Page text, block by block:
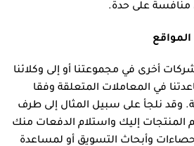
على حدة.
المواقع
أخرى في مجموعتنا أو إلى وكلائنا
في المعاملات المتعلقة وفقا
وقد نلجأ على سبيل المثال إلى طرف
المنتجات إليك واستلام الدفعات منك
وأبحاث التسويق أو لمساعدة